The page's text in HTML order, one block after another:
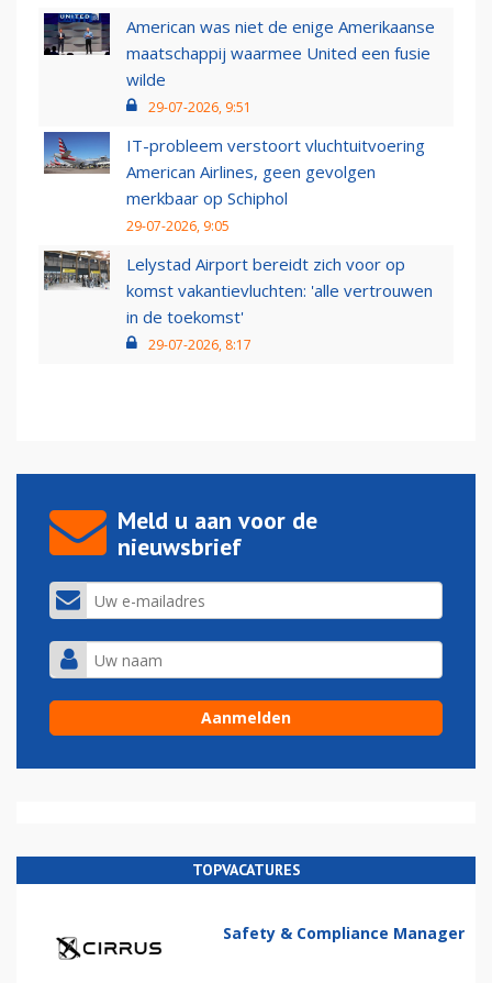
American was niet de enige Amerikaanse
maatschappij waarmee United een fusie
wilde
29-07-2026, 9:51
IT-probleem verstoort vluchtuitvoering
American Airlines, geen gevolgen
merkbaar op Schiphol
29-07-2026, 9:05
Lelystad Airport bereidt zich voor op
komst vakantievluchten: 'alle vertrouwen
in de toekomst'
29-07-2026, 8:17
Meld u aan voor de
nieuwsbrief
TOPVACATURES
Safety & Compliance Manager